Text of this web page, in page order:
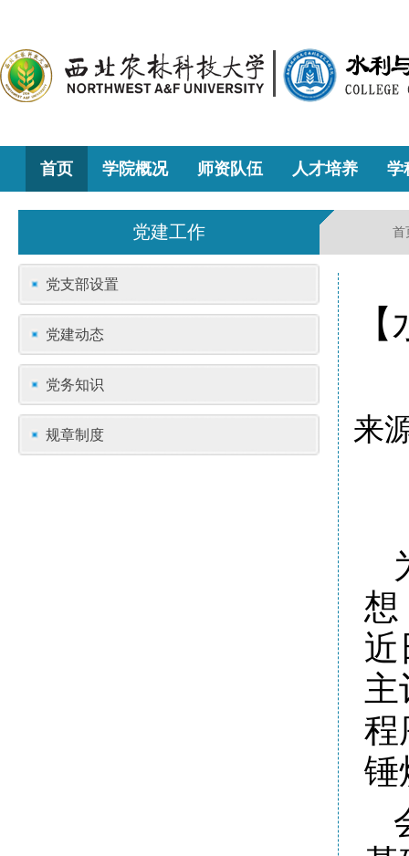
首页 学院概况 师资队伍 人才培养 学
党建工作 首
党支部设置
党建动态
党务知识
规章制度 来
想
近
主
程
锤